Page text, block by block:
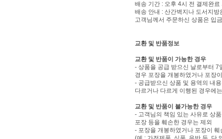
배송 기간 : 오후 4시 전 결제완료
배송 안내 : 산간벽지나 도서지
고객님께서 주문하신 상품은 입
교환 및 반품정보
교환 및 반품이 가능한 경우
- 상품을 공급 받으신 날로부터 7
경우 포장을 개봉하였거나 포장
- 공급받으신 상품 및 용역의 내
다르거나 다르게 이행된 경우에
교환 및 반품이 불가능한 경우
- 고객님의 책임 있는 사유로 상
포장 등을 훼손한 경우는 제외
- 포장을 개봉하였거나 포장이